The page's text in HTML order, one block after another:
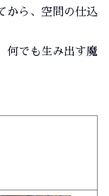
から、空間の仕込
何でも生み出す魔